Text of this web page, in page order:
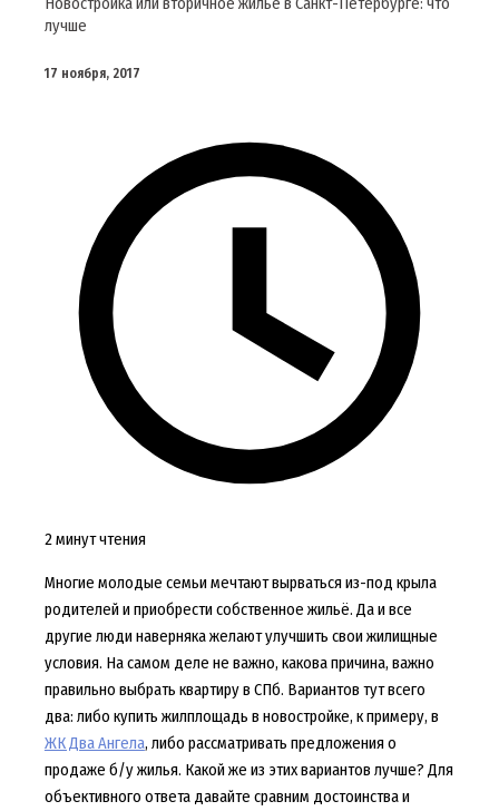
лучше
17 ноября, 2017
2 минут чтения
Многие молодые семьи мечтают вырваться из-под крыла
родителей и приобрести собственное жильё. Да и все
другие люди наверняка желают улучшить свои жилищные
условия. На самом деле не важно, какова причина, важно
правильно выбрать квартиру в СПб. Вариантов тут всего
два: либо купить жилплощадь в новостройке, к примеру, в
ЖК Два Ангела, либо рассматривать предложения о
продаже б/у жилья. Какой же из этих вариантов лучше? Для
объективного ответа давайте сравним достоинства и